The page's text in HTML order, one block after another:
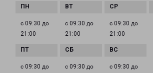
с 09:30 до
21:00
с 09:30 до
21:00
с 09:30 до
21:00
с 09:30 до
с 09:30 до
с 09:30 до